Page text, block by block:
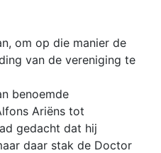
om op die manier de
van de vereniging te
benoemde
Ariëns tot
gedacht dat hij
daar stak de Doctor